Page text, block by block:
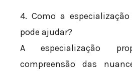
4. Como a
pode ajudar?
A especialização
compreensão das